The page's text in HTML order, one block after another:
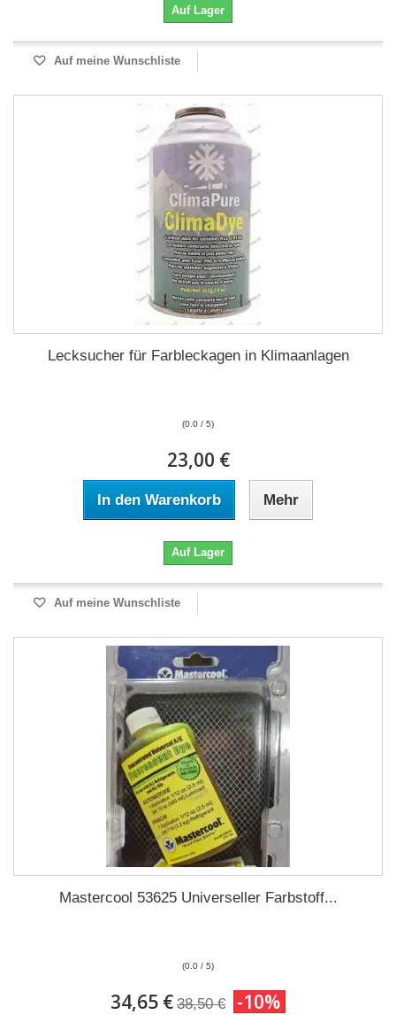
Auf Lager
Auf meine Wunschliste
Lecksucher für Farbleckagen in Klimaanlagen
(0.0 / 5)
23,00 €
In den Warenkorb Mehr
Auf Lager
Auf meine Wunschliste
Mastercool 53625 Universeller Farbstoff...
(0.0 / 5)
34,65 € 38,50 € -10%